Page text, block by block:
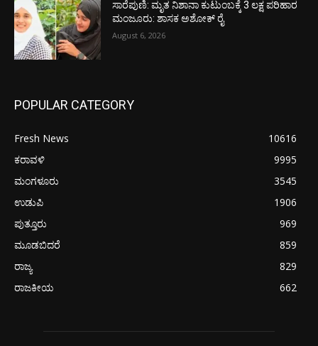
ಸಾರೆಪುಣಿ: ಮೃತ ನಿಶಾನಾ ಕುಟುಂಬಕ್ಕೆ 3 ಲಕ್ಷ ಪರಿಹಾರ
ಮಂಜೂರು: ಶಾಸಕ ಅಶೋಕ್ ರೈ
August 6, 2026
POPULAR CATEGORY
Fresh News
10616
ಕರಾವಳಿ
9995
ಮಂಗಳೂರು
3545
ಉಡುಪಿ
1906
ಪುತ್ತೂರು
969
ಮೂಡಬಿದರೆ
859
ರಾಜ್ಯ
829
ರಾಜಕೀಯ
662